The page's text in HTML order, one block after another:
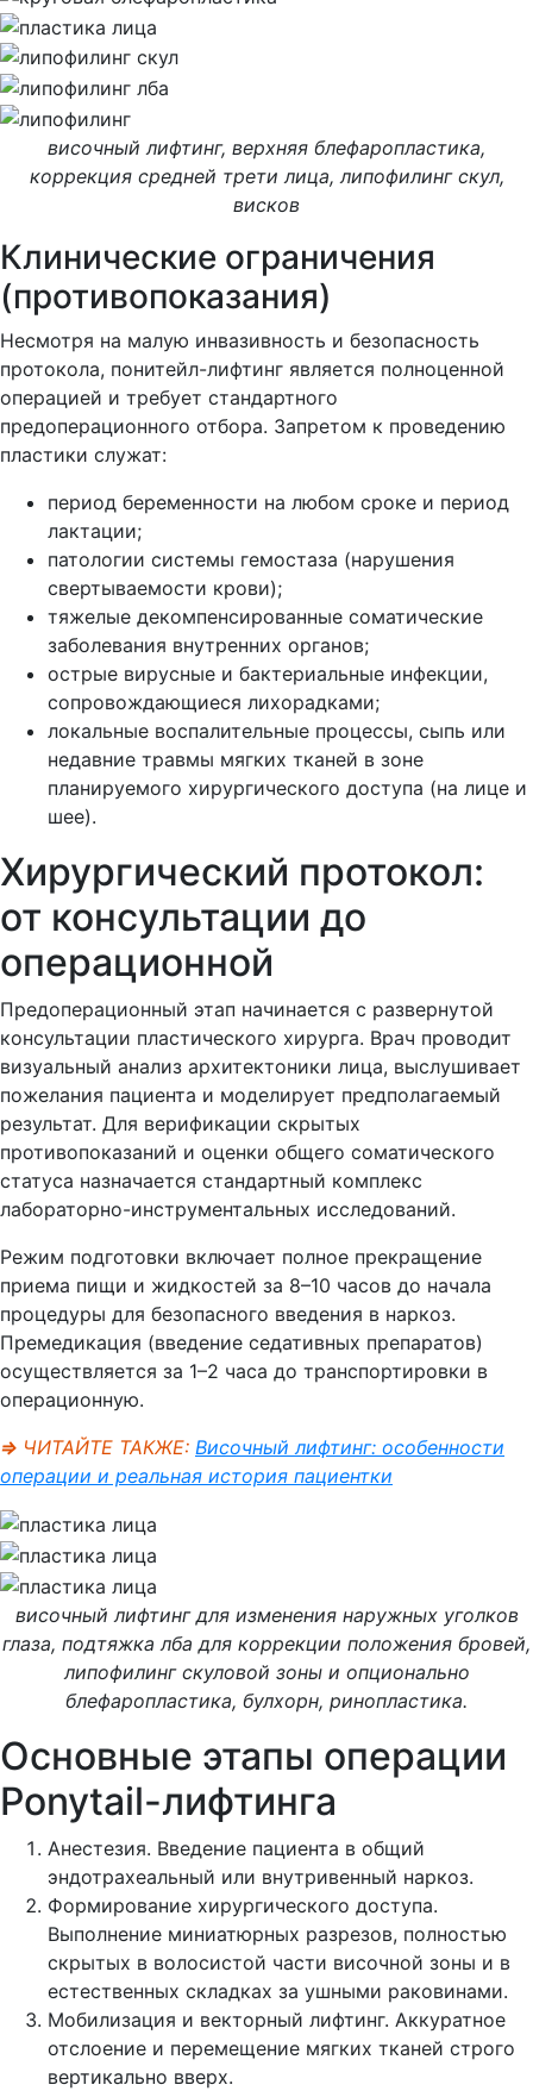
височный лифтинг, верхняя блефаропластика,
коррекция средней трети лица, липофилинг скул,
висков
Клинические ограничения
(противопоказания)
Несмотря на малую инвазивность и безопасность
протокола, понитейл-лифтинг является полноценной
операцией и требует стандартного
предоперационного отбора. Запретом к проведению
пластики служат:
период беременности на любом сроке и период
лактации;
патологии системы гемостаза (нарушения
свертываемости крови);
тяжелые декомпенсированные соматические
заболевания внутренних органов;
острые вирусные и бактериальные инфекции,
сопровождающиеся лихорадками;
локальные воспалительные процессы, сыпь или
недавние травмы мягких тканей в зоне
планируемого хирургического доступа (на лице и
шее).
Хирургический протокол:
от консультации до
операционной
Предоперационный этап начинается с развернутой
консультации пластического хирурга. Врач проводит
визуальный анализ архитектоники лица, выслушивает
пожелания пациента и моделирует предполагаемый
результат. Для верификации скрытых
противопоказаний и оценки общего соматического
статуса назначается стандартный комплекс
лабораторно-инструментальных исследований.
Режим подготовки включает полное прекращение
приема пищи и жидкостей за 8–10 часов до начала
процедуры для безопасного введения в наркоз.
Премедикация (введение седативных препаратов)
осуществляется за 1–2 часа до транспортировки в
операционную.
⇒ ЧИТАЙТЕ ТАКЖЕ: Височный лифтинг: особенности
операции и реальная история пациентки
височный лифтинг для изменения наружных уголков
глаза, подтяжка лба для коррекции положения бровей,
липофилинг скуловой зоны и опционально
блефаропластика, булхорн, ринопластика.
Основные этапы операции
Ponytail-лифтинга
Анестезия. Введение пациента в общий
эндотрахеальный или внутривенный наркоз.
Формирование хирургического доступа.
Выполнение миниатюрных разрезов, полностью
скрытых в волосистой части височной зоны и в
естественных складках за ушными раковинами.
Мобилизация и векторный лифтинг. Аккуратное
отслоение и перемещение мягких тканей строго
вертикально вверх.